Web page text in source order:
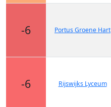
-6 Portus Groene Hart
-6 Rijswijks Lyceum